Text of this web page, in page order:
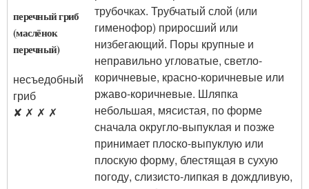
перечный гриб
(маслёнок
перечный)
несъедобный
гриб
✘ ✗ ✗ ✗
трубочках. Трубчатый слой (или
гименофор) приросший или
низбегающий. Поры крупные и
неправильно угловатые, светло-
коричневые, красно-коричневые или
ржаво-коричневые. Шляпка
небольшая, мясистая, по форме
сначала округло-выпуклая и позже
принимает плоско-выпуклую или
плоскую форму, блестящая в сухую
погоду, слизисто-липкая в дождливую,